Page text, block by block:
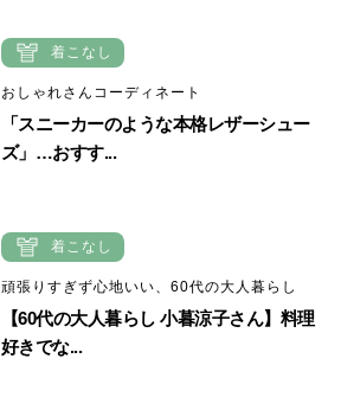
着こなし
おしゃれさんコーディネート
「スニーカーのような本格レザーシュー
ズ」…おすす...
着こなし
頑張りすぎず心地いい、60代の大人暮らし
【60代の大人暮らし 小暮涼子さん】料理
好きでな...